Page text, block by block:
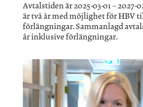
Avtalstiden är 2025-03-01 – 2027-
är två år med möjlighet för HBV
förlängningar. Sammanlagd
år inklusive förlängningar.